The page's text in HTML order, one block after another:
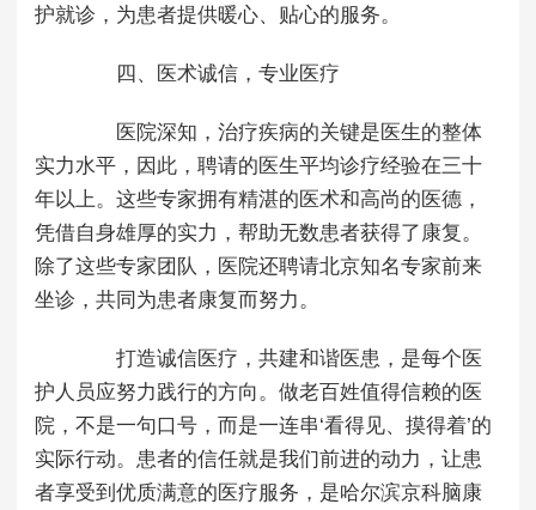
护就诊，为患者提供暖心、贴心的服务。
四、医术诚信，专业医疗
医院深知，治疗疾病的关键是医生的整体
实力水平，因此，聘请的医生平均诊疗经验在三十
年以上。这些专家拥有精湛的医术和高尚的医德，
凭借自身雄厚的实力，帮助无数患者获得了康复。
除了这些专家团队，医院还聘请北京知名专家前来
坐诊，共同为患者康复而努力。
打造诚信医疗，共建和谐医患，是每个医
护人员应努力践行的方向。做老百姓值得信赖的医
院，不是一句口号，而是一连串‘看得见、摸得着’的
实际行动。患者的信任就是我们前进的动力，让患
者享受到优质满意的医疗服务，是哈尔滨京科脑康